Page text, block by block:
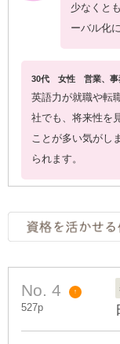
少なくと
ーバル化
30代 女性 営業、事
英語力が就職や転
社でも、将来性を
ことが多い気がし
られます。
No. 4 ↑
527p